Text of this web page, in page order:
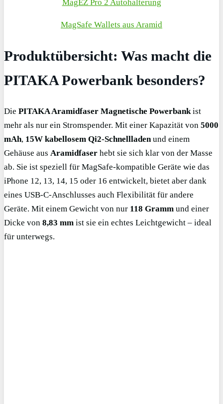
MagEZ Pro 2 Autohalterung
MagSafe Wallets aus Aramid
Produktübersicht: Was macht die
PITAKA Powerbank besonders?
Die PITAKA Aramidfaser Magnetische Powerbank ist
mehr als nur ein Stromspender. Mit einer Kapazität von 5000
mAh, 15W kabellosem Qi2-Schnellladen und einem
Gehäuse aus Aramidfaser hebt sie sich klar von der Masse
ab. Sie ist speziell für MagSafe-kompatible Geräte wie das
iPhone 12, 13, 14, 15 oder 16 entwickelt, bietet aber dank
eines USB-C-Anschlusses auch Flexibilität für andere
Geräte. Mit einem Gewicht von nur 118 Gramm und einer
Dicke von 8,83 mm ist sie ein echtes Leichtgewicht – ideal
für unterwegs.